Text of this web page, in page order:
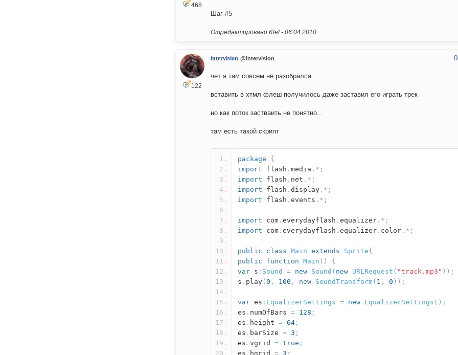
468
Шаг #5
Отредактировано Klef - 06.04.2010
122
intervision @intervision
чет я там совсем не разобрался...
вставить в хтмл флеш получилось даже заставил его играть трек
но как поток застваить не понятно...
там есть такой скрипт
package
{
import flash . media .*;
import flash . net .*;
import flash . display .*;
import flash . events .*;
import com . everydayflash . equalizer .*;
import com . everydayflash . equalizer . color .*;
public class Main extends Sprite{
public
function Main ()
{
var s : Sound = new Sound ( new URLRequest ( "track.mp3" ));
s . play( 0 , 100 , new SoundTransform( 1 , 0 ));
var es : EqualizerSettings = new EqualizerSettings ();
es . numOfBars = 128 ;
es . height = 64 ;
es . barSize = 3 ;
es . vgrid = true ;
es . hgrid = 3 ;